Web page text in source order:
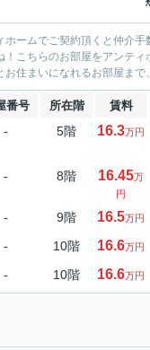
ホームでご契約頂くと仲介
！こちらのお部屋をアンテ
お住まいになれるお部屋まで
番号 所在階 賃料
- 5階 16.3万円
- 8階 16.45万
円
- 9階 16.5万円
- 10階 16.6万円
- 10階 16.6万円